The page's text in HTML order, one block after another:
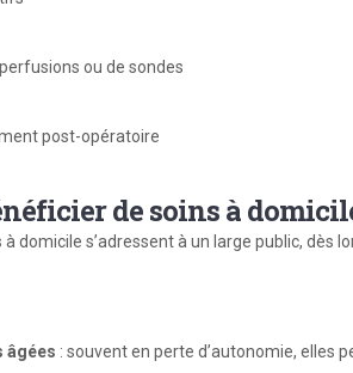
ou de sondes
post-opératoire
de soins à
à domicile s’adressent à un large public, dès
âgées : souvent en perte d’autonomie, elles